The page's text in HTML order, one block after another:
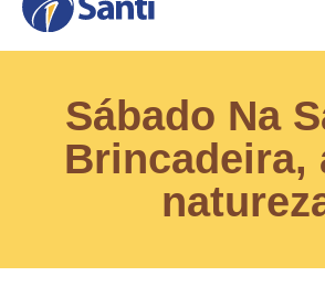
Sábado Na
Brincadeira,